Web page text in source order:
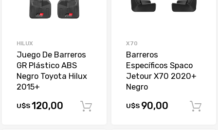
HILUX
Juego De Barreros
GR Plástico ABS
Negro Toyota Hilux
2015+
U$S120,00 Comprar
X70
Barreros
Específicos Spaco
Jetour X70 2020+
Negro
U$S 90,00